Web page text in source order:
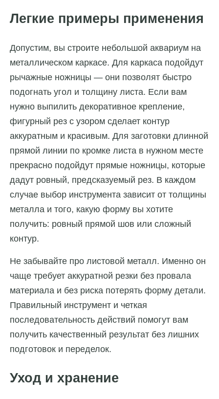
Легкие примеры применения
Допустим, вы строите небольшой аквариум на
металлическом каркасе. Для каркаса подойдут
рычажные ножницы — они позволят быстро
подогнать угол и толщину листа. Если вам
нужно выпилить декоративное крепление,
фигурный рез с узором сделает контур
аккуратным и красивым. Для заготовки длинной
прямой линии по кромке листа в нужном месте
прекрасно подойдут прямые ножницы, которые
дадут ровный, предсказуемый рез. В каждом
случае выбор инструмента зависит от толщины
металла и того, какую форму вы хотите
получить: ровный прямой шов или сложный
контур.
Не забывайте про листовой металл. Именно он
чаще требует аккуратной резки без провала
материала и без риска потерять форму детали.
Правильный инструмент и четкая
последовательность действий помогут вам
получить качественный результат без лишних
подготовок и переделок.
Уход и хранение